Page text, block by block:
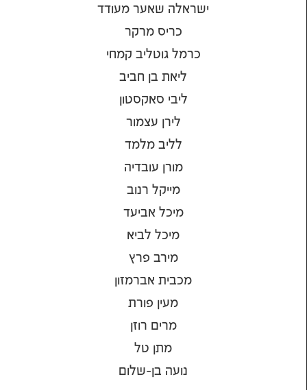
ישראלה שאער מעודד
כריס מרקר
כרמל גוטליב קמחי
ליאת בן חביב
ליבי סאקסטון
לירן עצמור
לליב מלמד
מורן עובדיה
מייקל רנוב
מיכל אביעד
מיכל לביא
מירב פרץ
מכבית אברמזון
מעין פורת
מרים רוזן
מתן טל
נועה בן-שלום